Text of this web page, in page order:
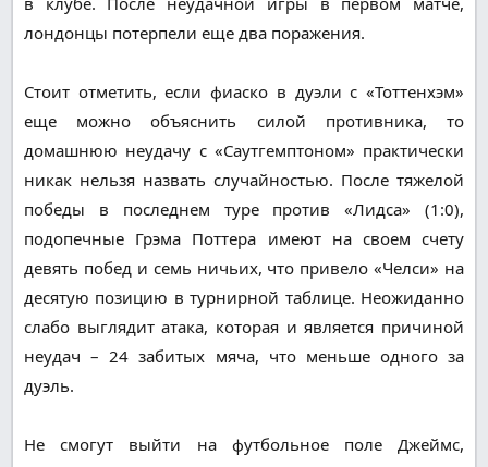
лондонцы потерпели еще два поражения.
Стоит отметить, если фиаско в дуэли с «Тоттенхэм»
еще можно объяснить силой противника, то
домашнюю неудачу с «Саутгемптоном» практически
никак нельзя назвать случайностью. После тяжелой
победы в последнем туре против «Лидса» (1:0),
подопечные Грэма Поттера имеют на своем счету
девять побед и семь ничьих, что привело «Челси» на
десятую позицию в турнирной таблице. Неожиданно
слабо выглядит атака, которая и является причиной
неудач – 24 забитых мяча, что меньше одного за
дуэль.
Не смогут выйти на футбольное поле Джеймс,